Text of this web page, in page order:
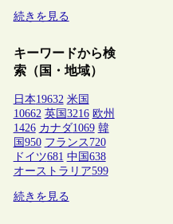
続きを見る
キーワードから検
索（国・地域）
日本19632 米国
10662 英国 3216 欧州
1426 カナダ1069 韓
国 950 フランス 720
ドイツ681 中国 638
オーストラリア599
続きを見る